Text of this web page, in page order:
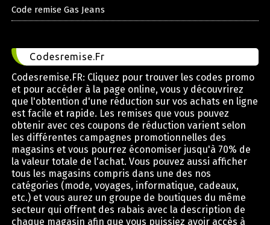
Code remise Gas Jeans
Codesremise.Fr
Codesremise.FR: Cliquez pour trouver les codes promo
et pour accéder à la page online, vous y découvrirez
que l'obtention d'une réduction sur vos achats en ligne
est facile et rapide. Les remises que vous pouvez
obtenir avec ces coupons de réduction varient selon
les différentes campagnes promotionnelles des
magasins et vous pourrez économiser jusqu'à 70% de
la valeur totale de l'achat. Vous pouvez aussi afficher
tous les magasins compris dans une des nos
catégories (mode, voyages, informatique, cadeaux,
etc.) et vous aurez un groupe de boutiques du même
secteur qui offrent des rabais avec la description de
chaque magasin afin que vous puissiez avoir accès à